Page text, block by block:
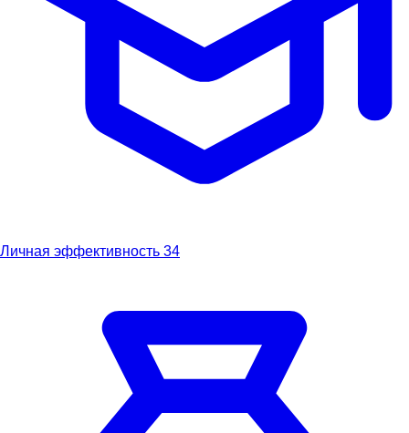
Личная эффективность 34